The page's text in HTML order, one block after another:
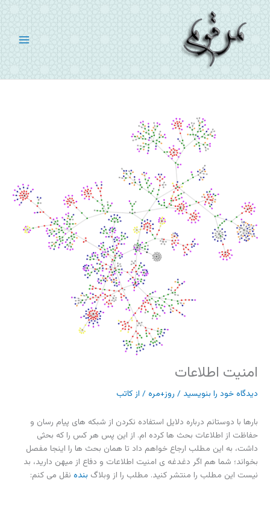
پرش
به
محتوا
امنیت اطلاعات
دیدگاه‌ خود را بنویسید / روز+مره / از کاتب
بارها با دوستانم درباره دلایل استفاده نکردن از شبکه های پیام رسان و
حفاظت از اطلاعات بحث ها کرده ام. از این پس هر کس را که بحثی
داشت، به این مطلب ارجاع خواهم داد تا همان بحث ها را اینجا مفصل
بخواند؛ شما هم اگر دغدغه ی امنیت اطلاعات و دفاع از میهن دارید، بد
نیست این مطلب را منتشر کنید. مطلب را از وبلاگ بنده نقل می کنم: